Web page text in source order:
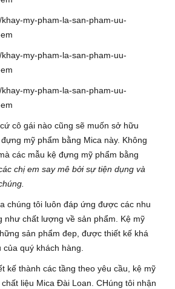
cô gái nào cũng sẽ muốn sở hữu
mỹ phẩm bằng Mica này. Không
các mẫu kệ đựng mỹ phẩm bằng
chị em say mê bởi sự tiện dụng và
chúng tôi luôn đáp ứng được các nhu
như chất lượng về sản phẩm. Kệ mỹ
sản phẩm đep, được thiết kế khá
quý khách hàng.
kế thành các tầng theo yêu cầu, kệ mỹ
liệu Mica Đài Loan. CHúng tôi nhận